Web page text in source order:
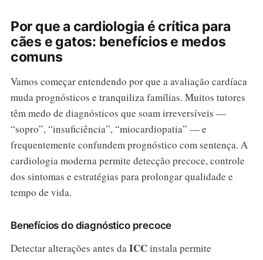
Por que a cardiologia é crítica para
cães e gatos: benefícios e medos
comuns
Vamos começar entendendo por que a avaliação cardíaca
muda prognósticos e tranquiliza famílias. Muitos tutores
têm medo de diagnósticos que soam irreversíveis —
“sopro”, “insuficiência”, “miocardiopatia” — e
frequentemente confundem prognóstico com sentença. A
cardiologia moderna permite detecção precoce, controle
dos sintomas e estratégias para prolongar qualidade e
tempo de vida.
Benefícios do diagnóstico precoce
Detectar alterações antes daICCinstala permite